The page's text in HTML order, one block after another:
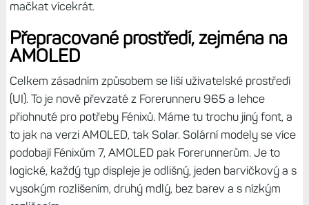
v pohodě. Mají ideální chod, stisk, odezvu zvukovou i
mechanickou. A musím napsat, že mi vyhovují více než
indukční tlačítka F8.
můžete používat i pod vodou a hodinky neutopíte
Pokud však budete přecházet ze starších hodinek než je
zmíněná řada Pro, budete s indukcí spokojeni. A pokud ne,
je dobré provést kalibraci, která zabere pár minut. Mně se
pak zlepšila odezva tlačítka Zpět, které jsem musel často
mačkat vícekrát.